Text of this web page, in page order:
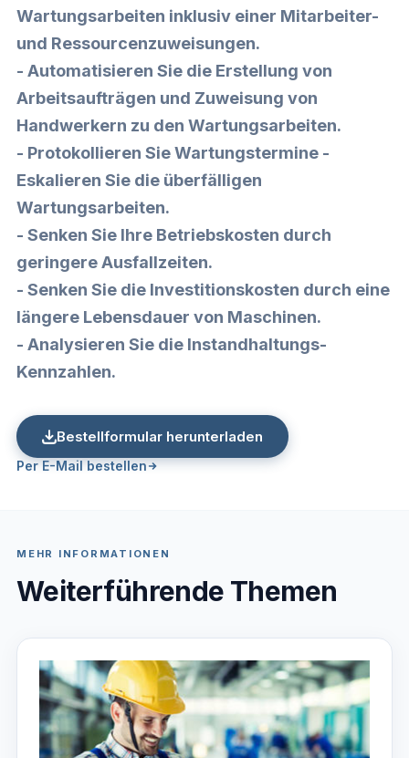
Wartungsarbeiten inklusiv einer Mitarbeiter-
und Ressourcenzuweisungen.
- Automatisieren Sie die Erstellung von
Arbeitsaufträgen und Zuweisung von
Handwerkern zu den Wartungsarbeiten.
- Protokollieren SieWartungstermine -
Eskalieren Sie die überfälligen
Wartungsarbeiten.
- Senken Sie Ihre Betriebskosten durch
geringere Ausfallzeiten.
- Senken Sie die Investitionskosten durch eine
längere Lebensdauer von Maschinen.
- Analysieren Sie die Instandhaltungs-
Kennzahlen.
Bestellformular herunterladen
Per E-Mail bestellen
MEHR INFORMATIONEN
Weiterführende Themen